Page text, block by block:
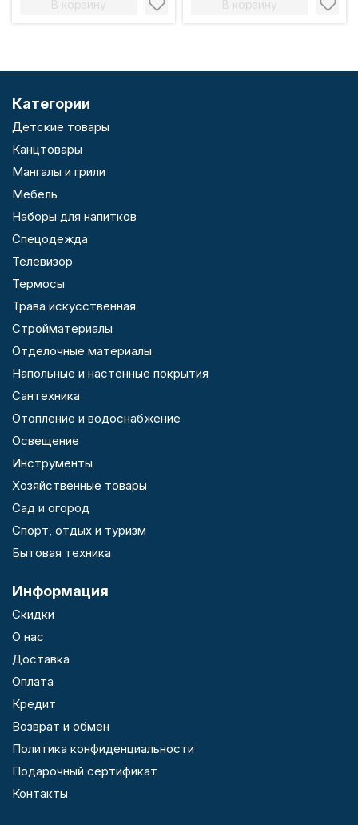
В корзину В корзину
Категории
Детские товары
Канцтовары
Мангалы и грили
Мебель
Наборы для напитков
Спецодежда
Телевизор
Термосы
Трава искусственная
Стройматериалы
Отделочные материалы
Напольные и настенные покрытия
Сантехника
Отопление и водоснабжение
Освещение
Инструменты
Хозяйственные товары
Сад и огород
Спорт, отдых и туризм
Бытовая техника
Информация
Скидки
О нас
Доставка
Оплата
Кредит
Возврат и обмен
Политика конфиденциальности
Подарочный сертификат
Контакты